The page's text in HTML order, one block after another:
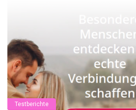
Testberichte